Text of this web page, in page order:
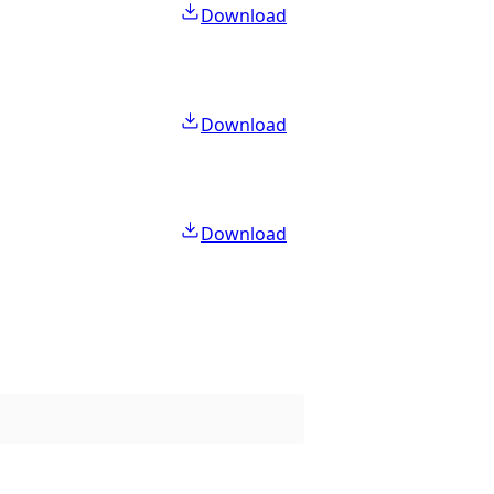
Download
Download
Download